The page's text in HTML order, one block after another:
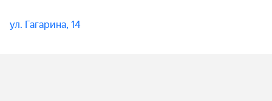
ул. Гагарина, 14